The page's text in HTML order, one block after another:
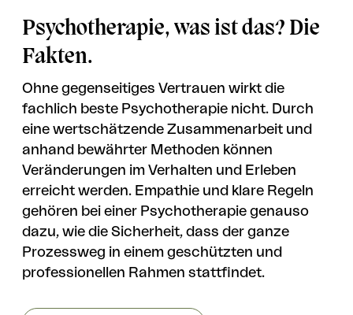
Psychotherapie, was ist das? Die
Fakten.
Ohne gegenseitiges Vertrauen wirkt die
fachlich beste Psychotherapie nicht. Durch
eine wertschätzende Zusammenarbeit und
anhand bewährter Methoden können
Veränderungen im Verhalten und Erleben
erreicht werden. Empathie und klare Regeln
gehören bei einer Psychotherapie genauso
dazu, wie die Sicherheit, dass der ganze
Prozessweg in einem geschützten und
professionellen Rahmen stattfindet.